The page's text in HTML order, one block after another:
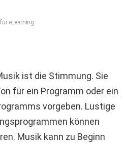
eLearning
ist die Stimmung. Sie
für ein Programm oder ein
vorgeben. Lustige
können
Musik kann zu Beginn